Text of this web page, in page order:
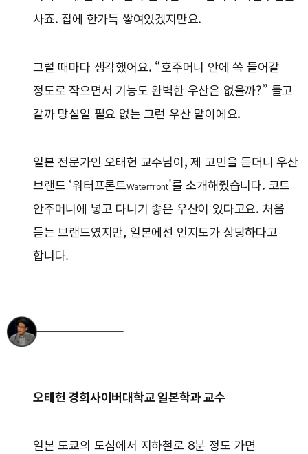
사죠. 집에 한가득 쌓여있겠지만요.
그럴 때마다 생각했어요. “호주머니 안에 쏙 들어갈
정도로 작으면서 기능도 완벽한 우산은 없을까?” 들고
갈까 망설일 필요 없는 그런 우산 말이에요.
일본 전문가인 오태헌 교수님이, 제 고민을 듣더니 우산
브랜드 ‘워터프론트Waterfront'를 소개해줬습니다. 코트
안주머니에 넣고 다니기 좋은 우산이 있다고요. 처음
듣는 브랜드였지만, 일본에선 인지도가 상당하다고
합니다.
오태헌 경희사이버대학교 일본학과 교수
일본 도쿄의 도심에서 지하철로 8분 정도 가면